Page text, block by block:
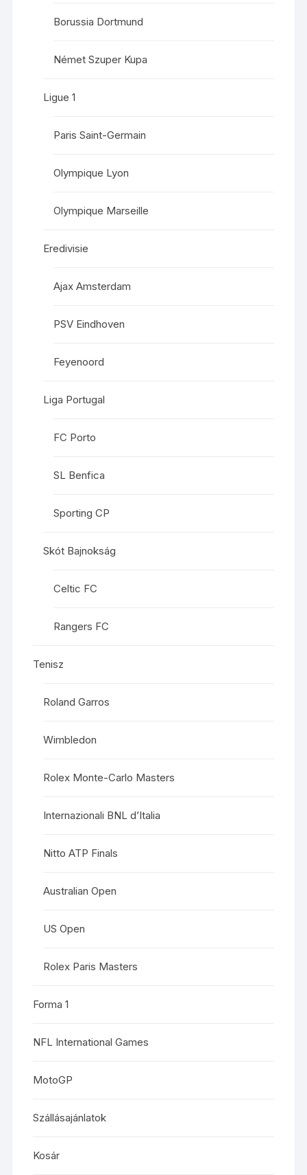
Borussia Dortmund
Német Szuper Kupa
Ligue 1
Paris Saint-Germain
Olympique Lyon
Olympique Marseille
Eredivisie
Ajax Amsterdam
PSV Eindhoven
Feyenoord
Liga Portugal
FC Porto
SL Benfica
Sporting CP
Skót Bajnokság
Celtic FC
Rangers FC
Tenisz
Roland Garros
Wimbledon
Rolex Monte-Carlo Masters
Internazionali BNL d’Italia
Nitto ATP Finals
Australian Open
US Open
Rolex Paris Masters
Forma 1
NFL International Games
MotoGP
Szállásajánlatok
Kosár